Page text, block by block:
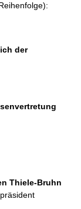
der
Thiele-Bruhn